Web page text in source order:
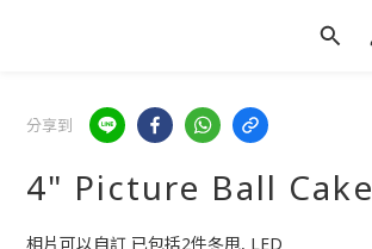
分享到
4" Picture Ball Cake
相片可以自訂 已包括2件冬甩, LED